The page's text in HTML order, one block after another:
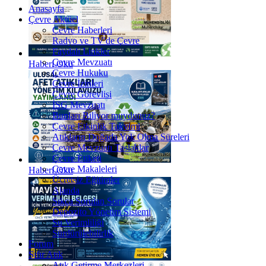
Haberi Oku
Haberi Oku
Anasayfa
Çevre Aktüel
Çevre Haberleri
Radyo ve TV'de Çevre
Faydalı Linkler
Çevre Mevzuatı
Çevre Hukuku
Çevre İzinleri
Çevre Görevlisi
İSG Mevzuatı
Bunları Biliyor muydunuz?
Çevre Etkinlik Takvimi
Atıkların Doğada Yok Olma Süreleri
Çevre Mevzuatı Taslaklar
Çevre Etiketi
Çevre Makaleleri
Ücretsiz Eğitimler
Ajanda
Sıkça Sorulan Sorular
Depozito Yönetim Sistemi
Su Verimliliği
Sürdürülebilirlik
Forum
Sıfır Atık